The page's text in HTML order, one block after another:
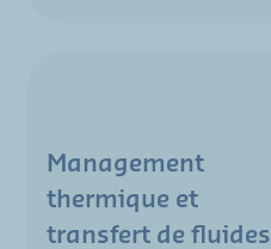
Management
thermique et
transfert de fluides